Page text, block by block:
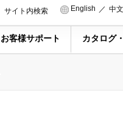
English ／ 中文
サイト内検索
お客様サポート カタログ